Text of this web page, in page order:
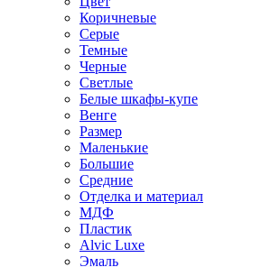
Коричневые
Серые
Темные
Черные
Светлые
Белые шкафы-купе
Венге
Размер
Маленькие
Большие
Средние
Отделка и материал
МДФ
Пластик
Alvic Luxe
Эмаль